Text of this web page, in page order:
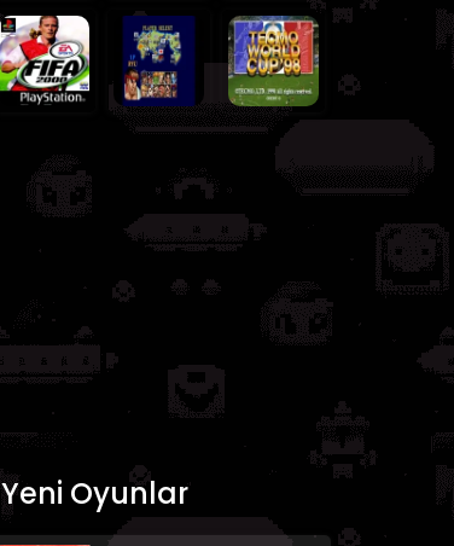
Yeni Oyunlar